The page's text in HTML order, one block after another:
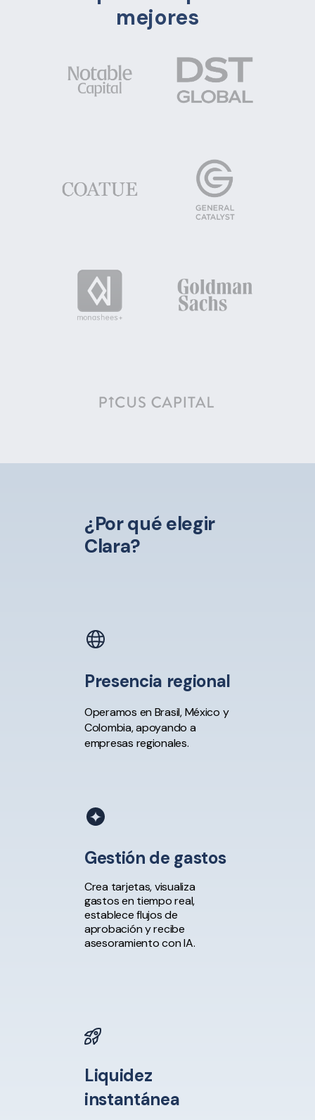
mejores
¿Por qué elegir
Clara?
Presencia regional
Operamos en Brasil, México y
Colombia, apoyando a
empresas regionales.
Gestión de gastos
Crea tarjetas, visualiza
gastos en tiempo real,
establece flujos de
aprobación y recibe
asesoramiento con IA.
Liquidez
instantánea